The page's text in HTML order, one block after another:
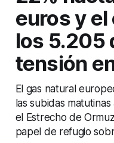
euros y el
los 5.205
tensión
El gas natural
las subidas
el Estrecho de
papel de refugio